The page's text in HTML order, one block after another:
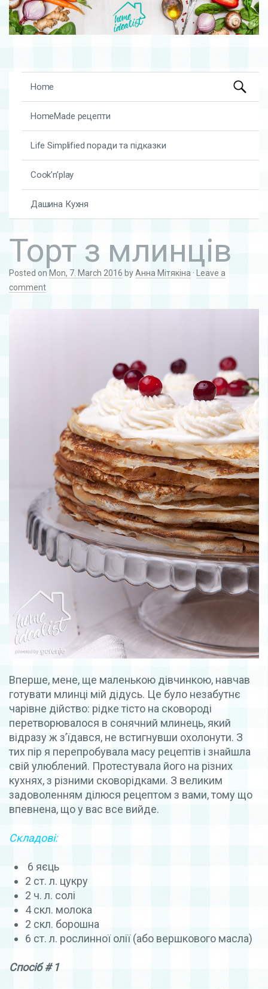
Skip to content
Home
HomeMade рецепти
Life Simplified поради та підказки
Cook’n’play
Дашина Кухня
Search
for:
Торт з млинців
Posted on Mon, 7. March 2016 byАнна Мітякіна ·
Leave a
comment
Вперше, мене, ще маленькою дівчинкою, навчав
готувати млинці мій дідусь. Це було незабутнє
чарівне дійство: рідке тісто на сковороді
перетворювалося в сонячний млинець, який
відразу ж з’їдався, не встигнувши охолонути. З
тих пір я перепробувала масу рецептів і знайшла
свій улюблений. Протестувала його на різних
кухнях, з різними сковорідками. З великим
задоволенням ділюся рецептом з вами, тому що
впевнена, що у вас все вийде.
Складові:
6 яєць
2 ст. л. цукру
2 ч. л. солі
4 скл. молока
2 скл. борошна
6 ст. л. рослинної олії (або вершкового масла)
Спосіб # 1